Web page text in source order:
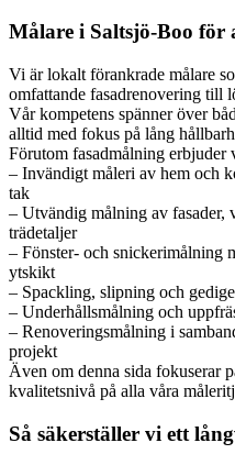
Målare i Saltsjö-Boo för
Vi är lokalt förankrade målare
omfattande fasadrenovering till
Vår kompetens spänner över
alltid med fokus på lång
Förutom fasadmålning erbjuder
– Invändigt måleri av hem och
tak
– Utvändig målning av fasader,
trädetaljer
– Fönster- och snickerimålning
ytskikt
– Spackling, slipning och
– Underhållsmålning och
– Renoveringsmålning i
projekt
Även om denna sida fokuserar
kvalitetsnivå på alla våra
Så säkerställer vi ett